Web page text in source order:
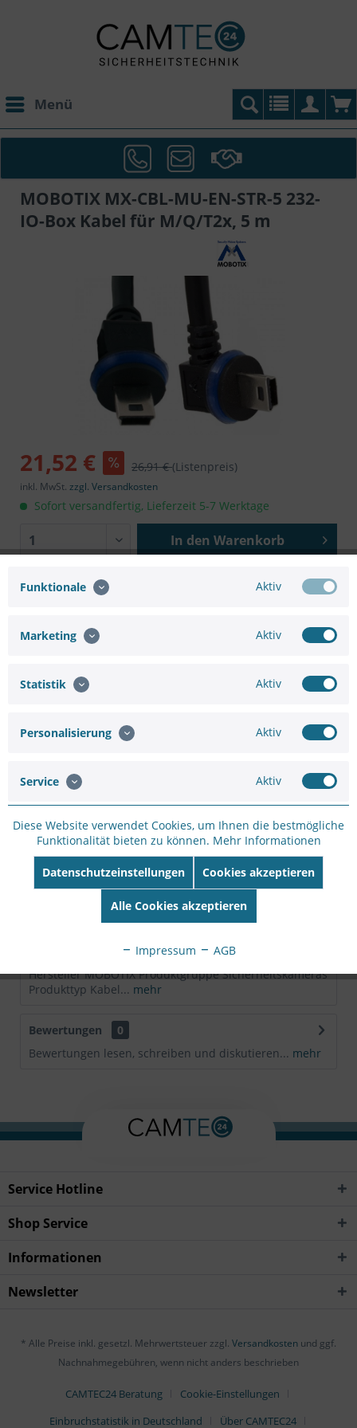
Menü
MOBOTIX MX-CBL-MU-EN-STR-5 232-
IO-Box Kabel für M/Q/T2x, 5 m
21,52 € 26,91 €(Listenpreis)
inkl. MwSt. zzgl. Versandkosten
Sofort versandfertig, Lieferzeit 5-7 Werktage
In den Warenkorb
Projektunterstützung ?
Bewerten
Hersteller:
EAN:
4047438016643
Beschreibung
MiniUSB gewinkelt...mehr
Technische Daten
Hersteller MOBOTIX Produktgruppe Sicherheitskameras
Produkttyp Kabel... mehr
Bewertungen
0
Bewertungen lesen, schreiben und diskutieren... mehr
Service Hotline
Shop Service
Informationen
Newsletter
* Alle Preise inkl. gesetzl. Mehrwertsteuer zzgl. Versandkosten und ggf.
Nachnahmegebühren, wenn nicht anders beschrieben
CAMTEC24 Beratung
Cookie-Einstellungen
Einbruchstatistik in Deutschland
Über CAMTEC24
Funktionale Aktiv
Marketing Aktiv
Statistik Aktiv
Personalisierung Aktiv
Service Aktiv
Diese Website verwendet Cookies, um Ihnen die bestmögliche
Funktionalität bieten zu können. Mehr Informationen
Datenschutzeinstellungen Cookies akzeptieren
Alle Cookies akzeptieren
Impressum AGB